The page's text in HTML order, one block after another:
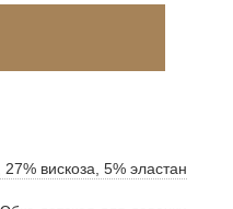
вискоза, 5% эластан